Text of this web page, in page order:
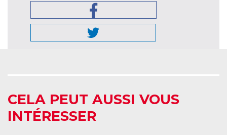
CELA PEUT AUSSI VOUS
INTÉRESSER